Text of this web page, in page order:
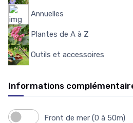
Annuelles
Plantes de A à Z
Outils et accessoires
Informations
Front de mer (0 à 50m)